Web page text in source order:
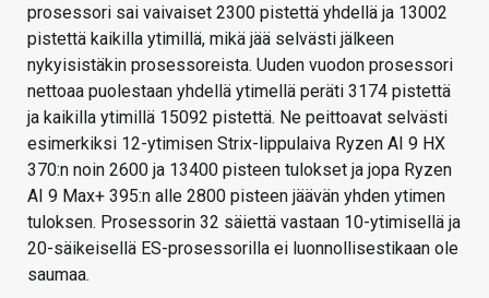
prosessori sai vaivaiset 2300 pistettä yhdellä ja 13002
pistettä kaikilla ytimillä, mikä jää selvästi jälkeen
nykyisistäkin prosessoreista. Uuden vuodon prosessori
nettoaa puolestaan yhdellä ytimellä peräti 3174 pistettä
ja kaikilla ytimillä 15092 pistettä. Ne peittoavat selvästi
esimerkiksi 12-ytimisen Strix-lippulaiva Ryzen AI 9 HX
370:n noin 2600 ja 13400 pisteen tulokset ja jopa Ryzen
AI 9 Max+ 395:n alle 2800 pisteen jäävän yhden ytimen
tuloksen. Prosessorin 32 säiettä vastaan 10-ytimisellä ja
20-säikeisellä ES-prosessorilla ei luonnollisestikaan ole
saumaa.